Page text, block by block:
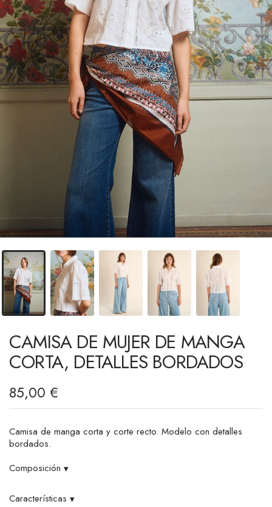
CAMISA DE MUJER DE MANGA
CORTA, DETALLES BORDADOS
85,00 €
Camisa de manga corta y corte recto. Modelo con detalles
bordados.
Composición ▾
Características ▾